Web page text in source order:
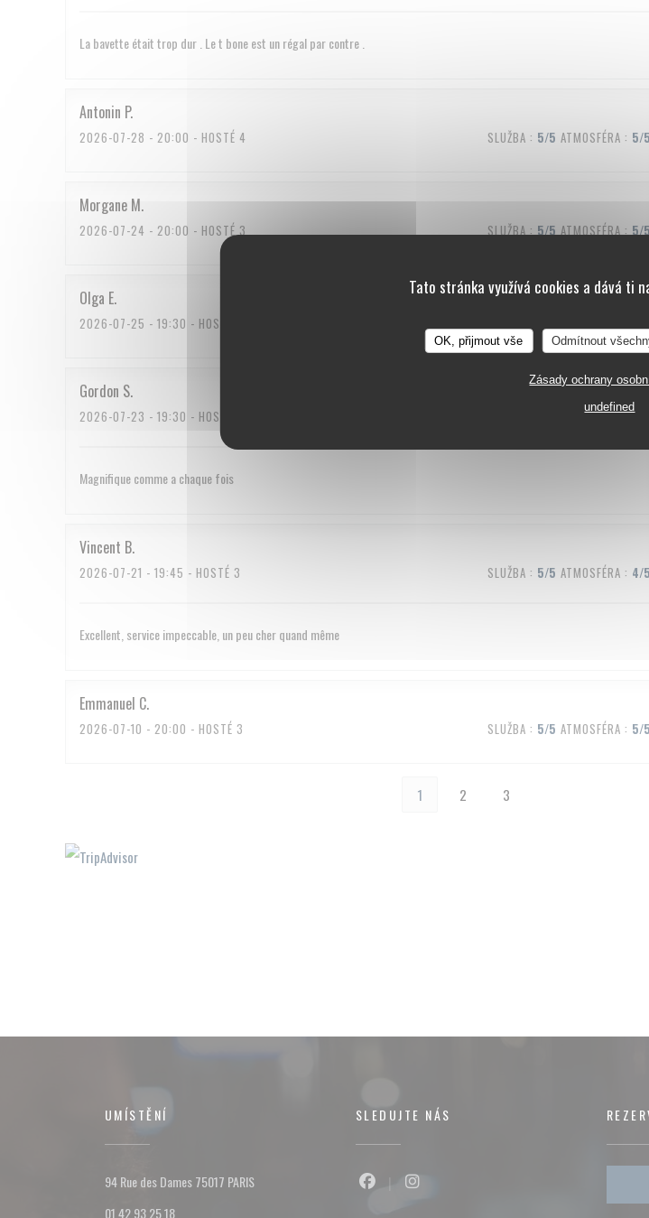
Tato stránka využívá cookies a dává ti
OK, přijmout vše Odmítnout
Zásady ochrany
undefined
La bavette était trop dur . Le t bone est un régal par contre .
Antonin P
2026-07-28 - 20:00 - HOSTÉ 4 SLUŽBA : 5/5 ATMOSFÉRA : 5/5
Morgane M
2026-07-24 - 20:00 - HOSTÉ 3 SLUŽBA: 5/5 ATMOSFÉRA: 5/
Olga E
2026-07-25 - 19:30 - HOSTÉ 2
Gordon S
2026-07-23 - 19:30 - HOSTÉ 2 ATMOSFÉRA: 5
Magnifique comme a chaque fois
Vincent B
2026-07-21 - 19:45 - HOSTÉ 3 SLUŽBA : 5/5 ATMOSFÉRA : 4/5
Excellent, service impeccable, un peu cher quand même
Emmanuel C
2026-07-10 - 20:00 - HOSTÉ 3 SLUŽBA : 5/5 ATMOSFÉRA : 5/5
1 2 3
UMÍSTĚNÍ
94 Rue des Dames 75017 PARIS((otevře se v novém okně))
01 42 93 25 18
SLEDUJTE NÁS
Facebook ((otevře se v novém okně))